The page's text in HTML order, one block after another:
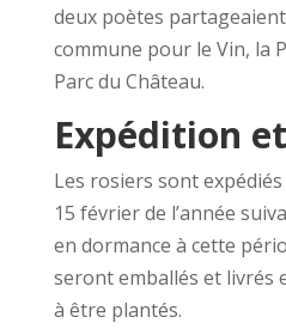
deux poètes
commune pour le Vin, la
Parc du Château.
Expédition
Les rosiers sont
15 février de l’année
en dormance à cette
seront emballés et livrés
à être plantés.